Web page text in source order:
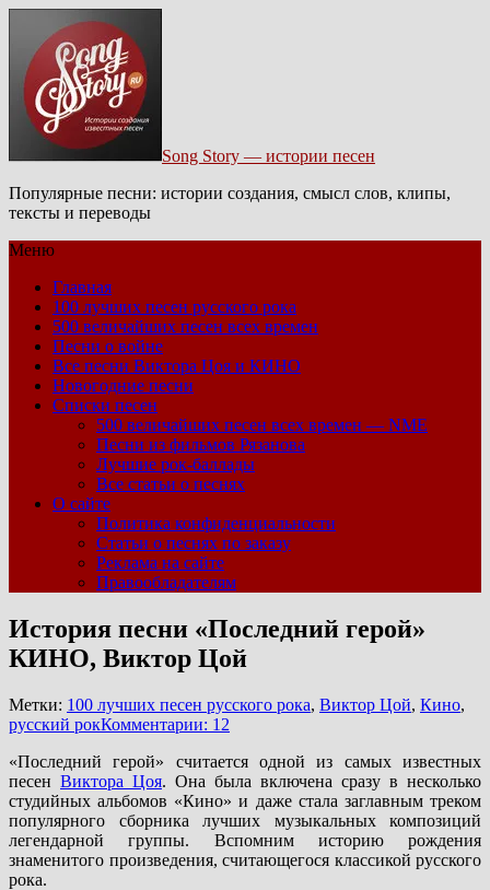
Song Story — истории песен
Популярные песни: истории создания, смысл слов, клипы,
тексты и переводы
Меню
Главная
100 лучших песен русского рока
500 величайших песен всех времен
Песни о войне
Все песни Виктора Цоя и КИНО
Новогодние песни
Списки песен
500 величайших песен всех времен — NME
Песни из фильмов Рязанова
Лучшие рок-баллады
Все статьи о песнях
О сайте
Политика конфиденциальности
Статьи о песнях по заказу
Реклама на сайте
Правообладателям
История песни «Последний герой»
КИНО, Виктор Цой
Метки: 100 лучших песен русского рока, Виктор Цой, Кино,
русский рокКомментарии: 12
«Последний герой» считается одной из самых известных
песен Виктора Цоя. Она была включена сразу в несколько
студийных альбомов «Кино» и даже стала заглавным треком
популярного сборника лучших музыкальных композиций
легендарной группы. Вспомним историю рождения
знаменитого произведения, считающегося классикой русского
рока.